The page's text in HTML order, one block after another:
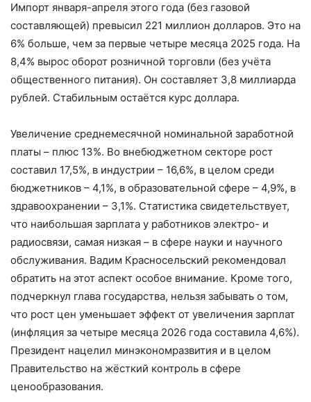
Импорт января-апреля этого года (без газовой
составляющей) превысил 221 миллион долларов. Это на
6% больше, чем за первые четыре месяца 2025 года. На
8,4% вырос оборот розничной торговли (без учёта
общественного питания). Он составляет 3,8 миллиарда
рублей. Стабильным остаётся курс доллара.
Увеличение среднемесячной номинальной заработной
платы – плюс 13%. Во внебюджетном секторе рост
составил 17,5%, в индустрии – 16,6%, в целом среди
бюджетников – 4,1%, в образовательной сфере – 4,9%, в
здравоохранении – 3,1%. Статистика свидетельствует,
что наибольшая зарплата у работников электро- и
радиосвязи, самая низкая – в сфере науки и научного
обслуживания. Вадим Красносельский рекомендовал
обратить на этот аспект особое внимание. Кроме того,
подчеркнул глава государства, нельзя забывать о том,
что рост цен уменьшает эффект от увеличения зарплат
(инфляция за четыре месяца 2026 года составила 4,6%).
Президент нацелил минэкономразвития и в целом
Правительство на жёсткий контроль в сфере
ценообразования.